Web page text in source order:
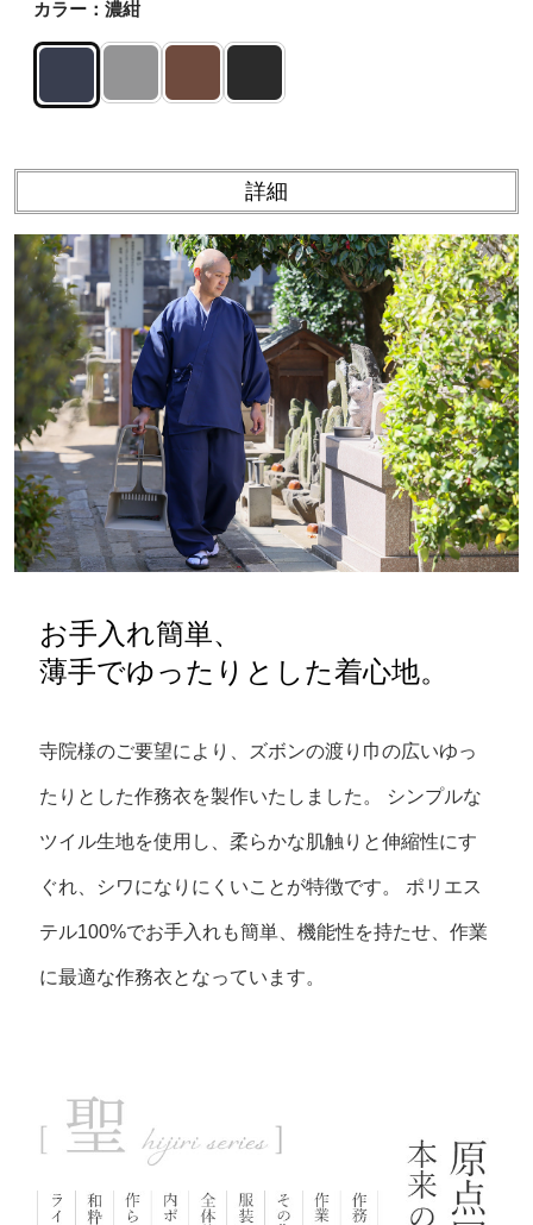
カラー：濃紺
詳細
お手入れ簡単、
薄手でゆったりとした着心地。
寺院様のご要望により、ズボンの渡り巾の広いゆっ
たりとした作務衣を製作いたしました。 シンプルな
ツイル生地を使用し、柔らかな肌触りと伸縮性にす
ぐれ、シワになりにくいことが特徴です。 ポリエス
テル100%でお手入れも簡単、機能性を持たせ、作業
に最適な作務衣となっています。